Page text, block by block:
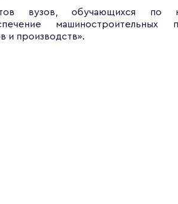
вузов, обучающихся по
машиностроительных
и производств».